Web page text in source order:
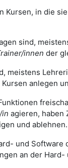
in die
sind,
innen der
meistens
anlegen
in agieren, haben
und ablehnen.
und
an der